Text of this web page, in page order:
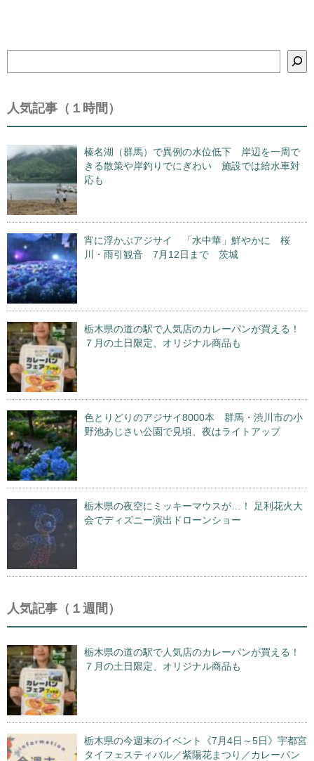
人気記事（１時間）
榛名湖（群馬）で異例の水位低下 岸辺を一周で
きる散策や岸釣りでにぎわい 施設では給水車対
応も
宵に浮かぶアジサイ 「水中華」鮮やかに 桜
川・雨引観音 7月12日まで 茨城
栃木県の道の駅で人気店のカレーパンが買える！
７月の土日限定、オリジナル商品も
色とりどりのアジサイ8000本 群馬・渋川市の小
野池あじさい公園で見頃、夜はライトアップ
栃木県の夜空にミッキーマウスが…！ 足利花火大
会でディズニー演出ドローンショー
人気記事（１週間）
栃木県の道の駅で人気店のカレーパンが買える！
７月の土日限定、オリジナル商品も
栃木県の今週末のイベント《7月4日～5日》宇都宮
タイフェスティバル／紫陽花まつり／カレーパン